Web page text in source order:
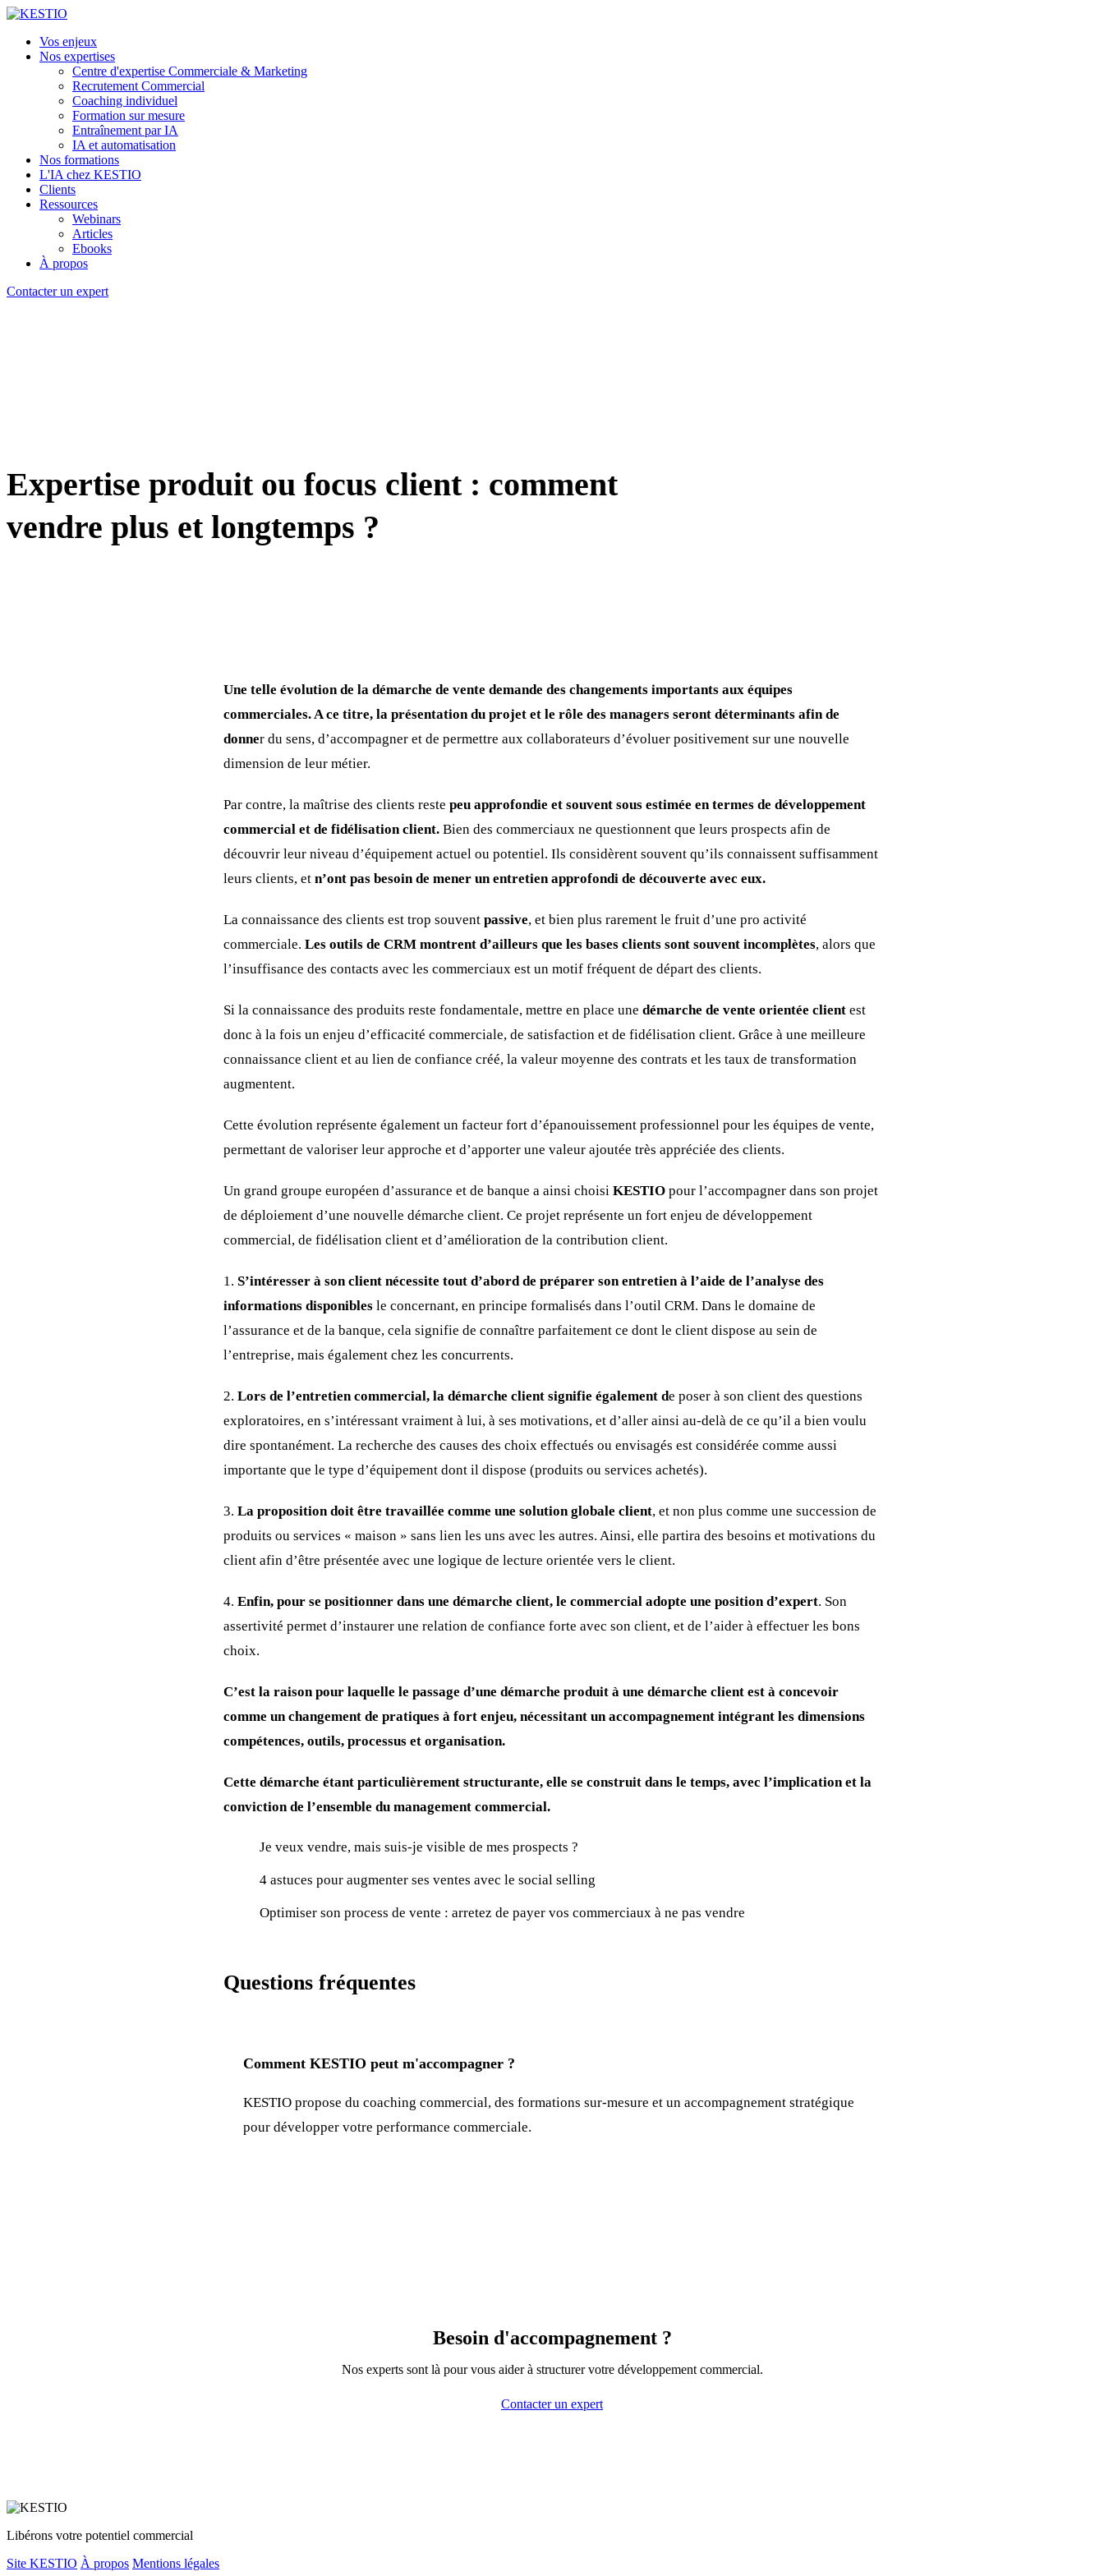
Vos enjeux
Nos expertises
Centre d'expertise Commerciale & Marketing
Recrutement Commercial
Coaching individuel
Formation sur mesure
Entraînement par IA
IA et automatisation
Nos formations
L'IA chez KESTIO
Clients
Ressources
Webinars
Articles
Ebooks
À propos
Contacter un expert
Expertise produit ou focus client : comment
vendre plus et longtemps ?
Une telle évolution de la démarche de vente demande des changements importants aux équipes
commerciales. A ce titre, la présentation du projet et le rôle des managers seront déterminants afin de
donner du sens, d’accompagner et de permettre aux collaborateurs d’évoluer positivement sur une nouvelle
dimension de leur métier.
Par contre, la maîtrise des clients reste peu approfondie et souvent sous estimée en termes de développement
commercial et de fidélisation client. Bien des commerciaux ne questionnent que leurs prospects afin de
découvrir leur niveau d’équipement actuel ou potentiel. Ils considèrent souvent qu’ils connaissent suffisamment
leurs clients, et n’ont pas besoin de mener un entretien approfondi de découverte avec eux.
La connaissance des clients est trop souvent passive, et bien plus rarement le fruit d’une pro activité
commerciale. Les outils de CRM montrent d’ailleurs que les bases clients sont souvent incomplètes, alors que
l’insuffisance des contacts avec les commerciaux est un motif fréquent de départ des clients.
Si la connaissance des produits reste fondamentale, mettre en place une démarche de vente orientée client est
donc à la fois un enjeu d’efficacité commerciale, de satisfaction et de fidélisation client. Grâce à une meilleure
connaissance client et au lien de confiance créé, la valeur moyenne des contrats et les taux de transformation
augmentent.
Cette évolution représente également un facteur fort d’épanouissement professionnel pour les équipes de vente,
permettant de valoriser leur approche et d’apporter une valeur ajoutée très appréciée des clients.
Un grand groupe européen d’assurance et de banque a ainsi choisi KESTIO pour l’accompagner dans son projet
de déploiement d’une nouvelle démarche client. Ce projet représente un fort enjeu de développement
commercial, de fidélisation client et d’amélioration de la contribution client.
1. S’intéresser à son client nécessite tout d’abord de préparer son entretien à l’aide de l’analyse des
informations disponibles le concernant, en principe formalisés dans l’outil CRM. Dans le domaine de
l’assurance et de la banque, cela signifie de connaître parfaitement ce dont le client dispose au sein de
l’entreprise, mais également chez les concurrents.
2. Lors de l’entretien commercial, la démarche client signifie également de poser à son client des questions
exploratoires, en s’intéressant vraiment à lui, à ses motivations, et d’aller ainsi au-delà de ce qu’il a bien voulu
dire spontanément. La recherche des causes des choix effectués ou envisagés est considérée comme aussi
importante que le type d’équipement dont il dispose (produits ou services achetés).
3. La proposition doit être travaillée comme une solution globale client, et non plus comme une succession de
produits ou services « maison » sans lien les uns avec les autres. Ainsi, elle partira des besoins et motivations du
client afin d’être présentée avec une logique de lecture orientée vers le client.
4. Enfin, pour se positionner dans une démarche client, le commercial adopte une position d’expert. Son
assertivité permet d’instaurer une relation de confiance forte avec son client, et de l’aider à effectuer les bons
choix.
C’est la raison pour laquelle le passage d’une démarche produit à une démarche client est à concevoir
comme un changement de pratiques à fort enjeu, nécessitant un accompagnement intégrant les dimensions
compétences, outils, processus et organisation.
Cette démarche étant particulièrement structurante, elle se construit dans le temps, avec l’implication et la
conviction de l’ensemble du management commercial.
Je veux vendre, mais suis-je visible de mes prospects ?
4 astuces pour augmenter ses ventes avec le social selling
Optimiser son process de vente : arretez de payer vos commerciaux à ne pas vendre
Questions fréquentes
Comment KESTIO peut m'accompagner ?
KESTIO propose du coaching commercial, des formations sur-mesure et un accompagnement stratégique
pour développer votre performance commerciale.
Besoin d'accompagnement ?
Nos experts sont là pour vous aider à structurer votre développement commercial.
Contacter un expert
Libérons votre potentiel commercial
Site KESTIO À propos Mentions légales